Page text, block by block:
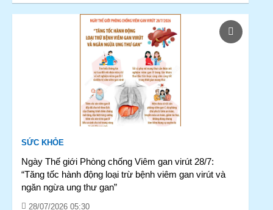
SỨC KHỎE
Ngày Thế giới Phòng chống Viêm gan virút 28/7:
“Tăng tốc hành động loại trừ bệnh viêm gan virút và
ngăn ngừa ung thư gan”
28/07/2026 05:30